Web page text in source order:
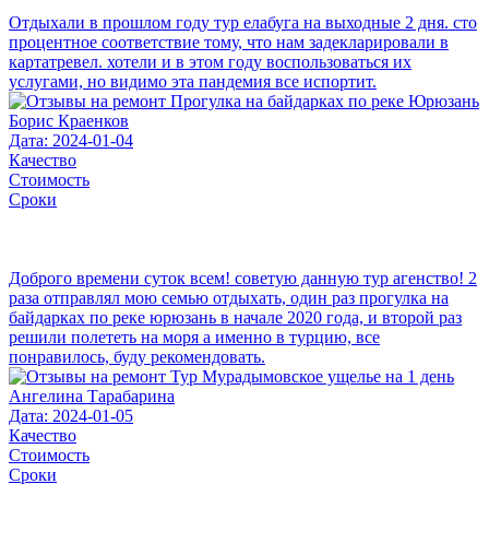
Отдыхали в прошлом году тур елабуга на выходные 2 дня. сто
процентное соответствие тому, что нам задекларировали в
картатревел. хотели и в этом году воспользоваться их
услугами, но видимо эта пандемия все испортит.
Борис Краенков
Дата: 2024-01-04
Качество
Стоимость
Сроки
Доброго времени суток всем! советую данную тур агенство! 2
раза отправлял мою семью отдыхать, один раз прогулка на
байдарках по реке юрюзань в начале 2020 года, и второй раз
решили полететь на моря а именно в турцию, все
понравилось, буду рекомендовать.
Ангелина Тарабарина
Дата: 2024-01-05
Качество
Стоимость
Сроки